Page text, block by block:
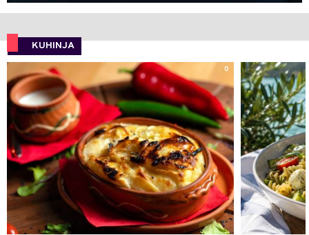
KUHINJA
0